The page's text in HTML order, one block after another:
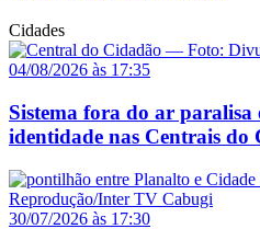
Cidades
04/08/2026 às 17:35
Sistema fora do ar paralisa
identidade nas Centrais do
30/07/2026 às 17:30